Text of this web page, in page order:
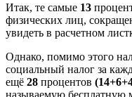
Итак, те самые 13
физических лиц,
увидеть в расчетном
Однако, помимо этого
социальный налог за
ещё 28 процентов
называемую бесплатную